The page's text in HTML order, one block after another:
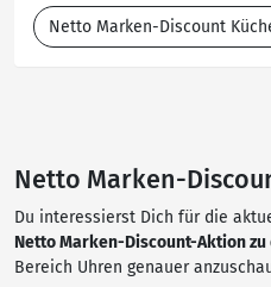
Netto Marken-Discount
Netto Marken-
Du interessierst Dich für die
Netto Marken-Discount-Aktion
Bereich Uhren genauer